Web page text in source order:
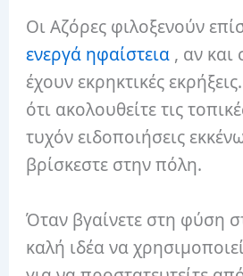
Οι Αζόρες φιλοξενούν
ενεργά ηφαίστεια , αν και
έχουν εκρηκτικές
ότι ακολουθείτε τις
τυχόν ειδοποιήσεις
βρίσκεστε στην πόλη.
Όταν βγαίνετε στη φύση
καλή ιδέα να